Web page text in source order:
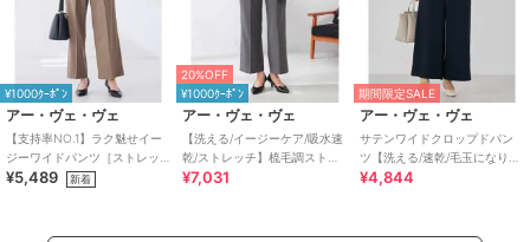
¥1000ｸｰﾎﾟﾝ
アー・ヴェ・ヴェ
【支持率NO.1】ラク魅せイー
ジーワイドパンツ［ストレッ
チ/吸水速乾/毛玉になりにくい/
¥5,489 新着
20%OFF
¥1000ｸｰﾎﾟﾝ
アー・ヴェ・ヴェ
【洗える/イージーケア/吸水速
乾/ストレッチ】梳毛調ストレ
ートパンツ
¥7,031
期間限定SALE
アー・ヴェ・ヴェ
サテンワイドクロップドパン
ツ【洗える/速乾/毛玉になりに
くい/イージーケア】
¥4,844